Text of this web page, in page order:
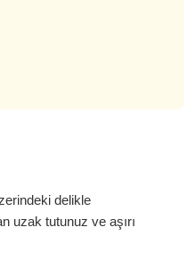
delikle
uzak tutunuz ve aşırı